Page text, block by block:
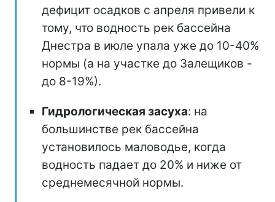
дефицит осадков с апреля привели к
тому, что водность рек бассейна
Днестра в июле упала уже до 10-40%
нормы (а на участке до Залещиков -
до 8-19%).
Гидрологическая засуха: на
большинстве рек бассейна
установилось маловодье, когда
водность падает до 20% и ниже от
среднемесячной нормы.